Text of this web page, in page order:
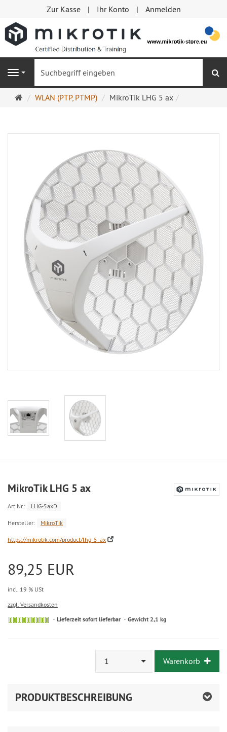
Zur Kasse Ihr Konto Anmelden
Navigation
Startseite
WLAN (PTP, PTMP) MikroTik LHG 5 ax
MikroTik LHG 5 ax
Art.Nr.: LHG-5axD
Hersteller: MikroTik
https://mikrotik.com/product/lhg_5_ax
89,25 EUR
incl. 19 % USt
zzgl. Versandkosten
Lieferzeit sofort lieferbar Gewicht 2,1 kg
1 Warenkorb
PRODUKTBESCHREIBUNG